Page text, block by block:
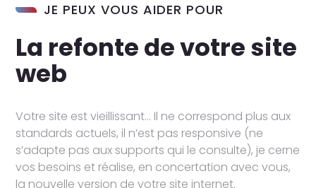
JE PEUX VOUS AIDER POUR
La refonte de votre site
web
Votre site est vieillissant… Il ne correspond plus aux
standards actuels, il n’est pas responsive (ne
s’adapte pas aux supports qui le consulte), je cerne
vos besoins et réalise, en concertation avec vous,
la nouvelle version de votre site internet.